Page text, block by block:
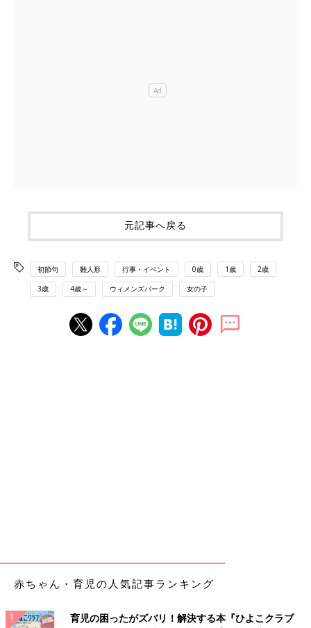
元記事へ戻る
初節句 雛人形 行事・イベント 0歳 1歳 2歳
3歳 4歳～ ウィメンズパーク 女の子
赤ちゃん・育児の人気記事ランキング
育児の困ったがズバリ！解決する本『ひよこクラブ